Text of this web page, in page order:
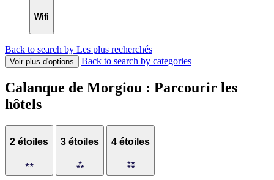
Wifi
Back to search by Les plus recherchés
Voir plus d'options Back to search by categories
Calanque de Morgiou : Parcourir les
hôtels
2 étoiles 3 étoiles 4 étoiles